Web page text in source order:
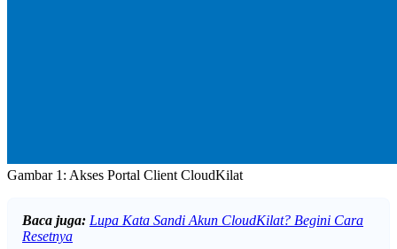
Gambar 1: Akses Portal Client CloudKilat
Baca juga: Lupa Kata Sandi Akun CloudKilat? Begini Cara
Resetnya